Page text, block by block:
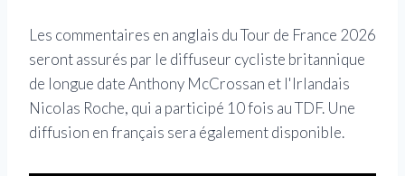
Les commentaires en anglais du Tour de France 2026
seront assurés par le diffuseur cycliste britannique
de longue date Anthony McCrossan et l'Irlandais
Nicolas Roche, qui a participé 10 fois au TDF. Une
diffusion en français sera également disponible.